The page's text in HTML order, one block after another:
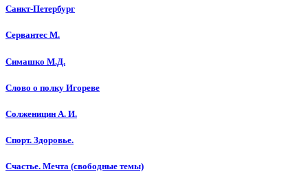
Санкт-Петербург
Сервантес М.
Симашко М.Д.
Слово о полку Игореве
Солженицин А. И.
Спорт. Здоровье.
Счастье. Мечта (свободные темы)